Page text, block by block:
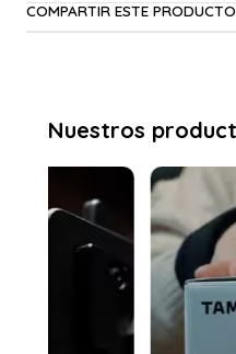
COMPARTIR ESTE PRODUCTO